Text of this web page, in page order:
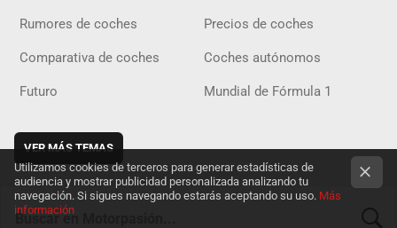
Rumores de coches Precios de coches
Comparativa de coches Coches autónomos
Futuro Mundial de Fórmula 1
VER MÁS TEMAS
Utilizamos cookies de terceros para generar estadísticas de
audiencia y mostrar publicidad personalizada analizando tu
navegación. Si sigues navegando estarás aceptando su uso. Más
información